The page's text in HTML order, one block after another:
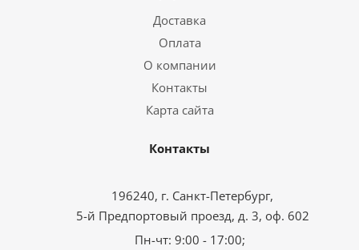
Доставка
Оплата
О компании
Контакты
Карта сайта
Контакты
196240, г. Санкт-Петербург,
5-й Предпортовый проезд, д. 3, оф. 602
Пн-чт: 9:00 - 17:00;